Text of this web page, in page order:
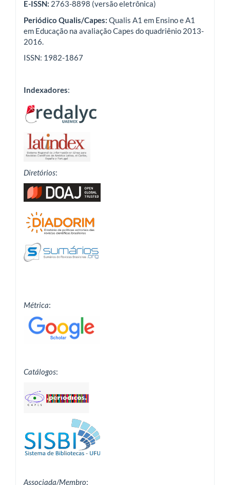
E-ISSN: 2763-8898 (versão eletrônica)
Periódico Qualis/Capes: Qualis A1 em Ensino e A1
em Educação na avaliação Capes do quadriênio 2013-
2016.
ISSN: 1982-1867
Indexadores:
Diretórios:
Métrica:
Catálogos:
Associada/Membro: